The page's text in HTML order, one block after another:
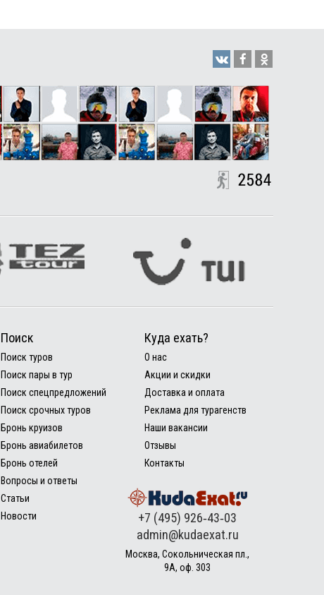
Поиск
Поиск туров
Поиск пары в тур
Поиск спецпредложений
Поиск срочных туров
Бронь круизов
Бронь авиабилетов
Бронь отелей
Вопросы и ответы
Статьи
Новости
Куда ехать?
О нас
Акции и скидки
Доставка и оплата
Реклама для турагенств
Наши вакансии
Отзывы
Контакты
+7 (495) 926‑43‑03
admin@kudaexat.ru
Москва, Сокольническая пл.,
9А, оф. 303